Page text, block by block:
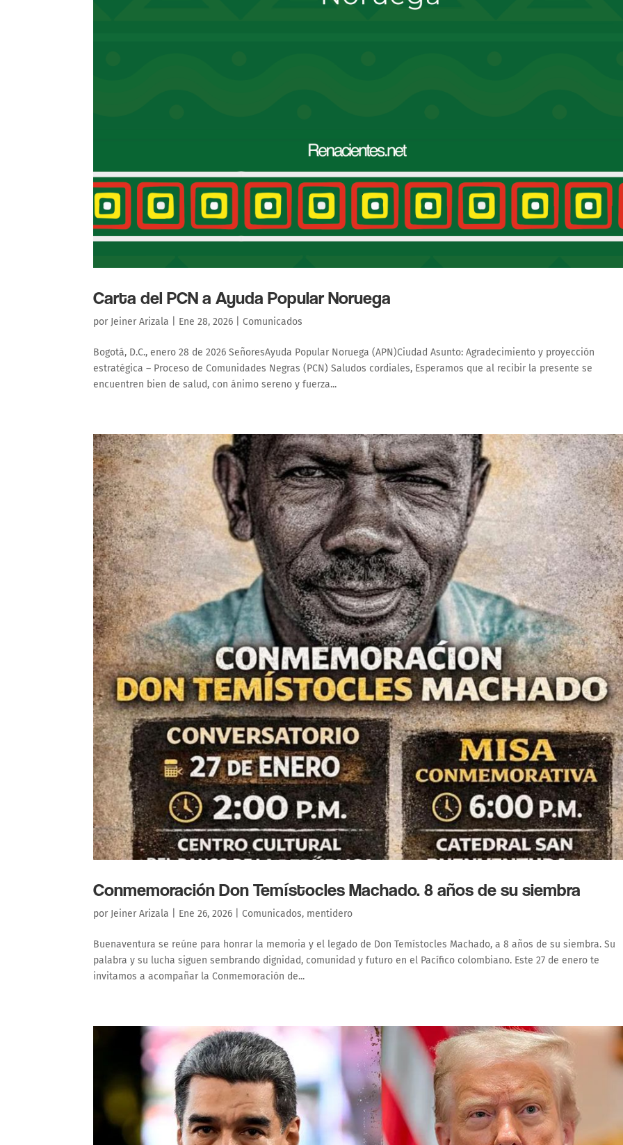
Carta del PCN a Ayuda Popular Noruega
por Jeiner Arizala Ene 28, 2026 |Comunicados
Bogotá, D.C., enero 28 de 2026 SeñoresAyuda Popular Noruega (APN)Ciudad Asunto: Agradecimiento y proyección
estratégica – Proceso de Comunidades Negras (PCN) Saludos cordiales, Esperamos que al recibir la presente se
encuentren bien de salud, con ánimo sereno y fuerza...
Conmemoración Don Temístocles Machado. 8 años de su siembra
por Jeiner Arizala Ene 26, 2026 |Comunicados, mentidero
Buenaventura se reúne para honrar la memoria y el legado de Don Temístocles Machado, a 8 años de su siembra. Su
palabra y su lucha siguen sembrando dignidad, comunidad y futuro en el Pacífico colombiano. Este 27 de enero te
invitamos a acompañar la Conmemoración de...